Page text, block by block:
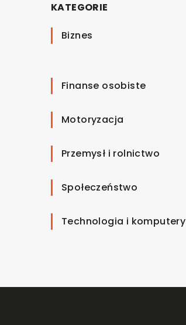
KATEGORIE
Biznes
Finanse osobiste
Motoryzacja
Przemysł i rolnictwo
Społeczeństwo
Technologia i komputery